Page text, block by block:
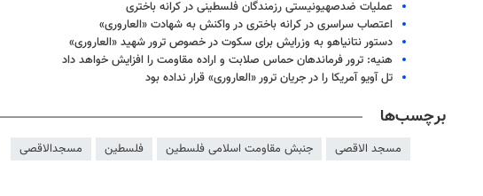
عملیات ضدصهیونیستی رزمندگان فلسطینی در کرانه باختری
اعتصاب سراسری در کرانه باختری در واکنش به شهادت «العاروری»
دستور نتانیاهو به وزرایش برای سکوت در خصوص ترور شهید «العاروری»
هنیه: ترور فرماندهان حماس صلابت و اراده مقاومت را افزایش خواهد داد
تل آویو آمریکا را در جریان ترور «العاروری» قرار نداده بود
برچسب‌ها
مسجد الاقصی جنبش مقاومت اسلامی فلسطین فلسطین مسجدالاقصی